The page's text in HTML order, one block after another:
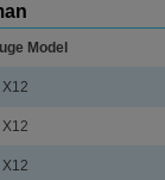
Model